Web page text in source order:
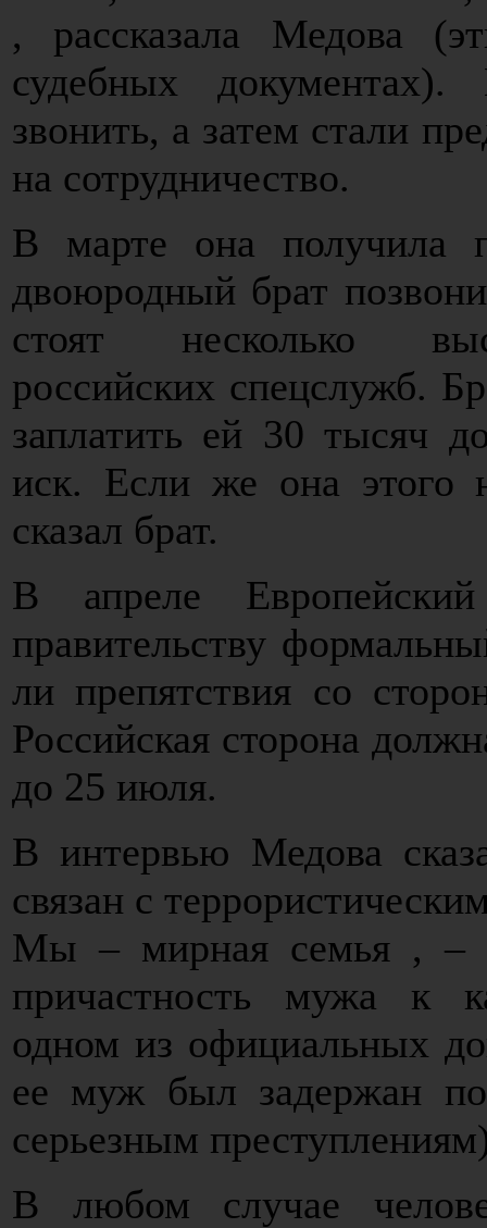
, рассказала Медова
судебных
звонить, а затем стали
на сотрудничество.
В марте она получила
двоюродный брат
стоят несколько
российских спецслужб.
заплатить ей 30 тысяч
иск. Если же она этого
сказал брат.
В апреле
правительству
ли препятствия со
Российская сторона
до 25 июля.
В интервью Медова
связан с
Мы – мирная семья , –
причастность мужа к
одном из официальных
ее муж был задержан
серьезным
В любом случае